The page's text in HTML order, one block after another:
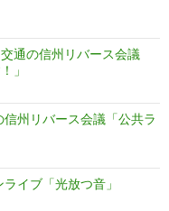
通の信州リバース会議
」
信州リバース会議「公共ラ
イブ「光放つ音」